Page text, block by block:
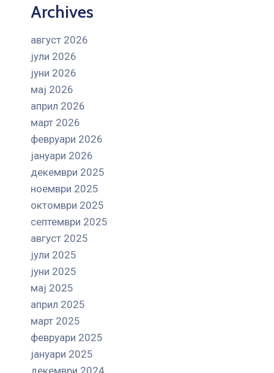
Archives
август 2026
јули 2026
јуни 2026
мај 2026
април 2026
март 2026
февруари 2026
јануари 2026
декември 2025
ноември 2025
октомври 2025
септември 2025
август 2025
јули 2025
јуни 2025
мај 2025
април 2025
март 2025
февруари 2025
јануари 2025
декември 2024